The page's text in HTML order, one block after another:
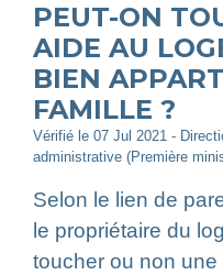
PEUT-ON
AIDE AU
BIEN
FAMILLE ?
Vérifié le 07 Jul 2021 -
administrative (Première
Selon le lien de
le propriétaire du
toucher ou non une